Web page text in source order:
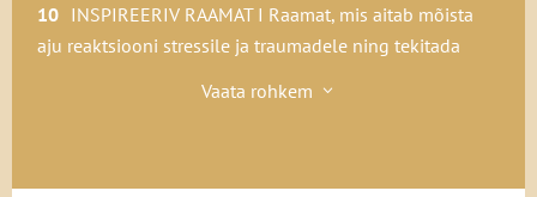
INSPIREERIV RAAMAT I Raamat, mis aitab mõista
aju reaktsiooni stressile ja traumadele ning tekitada
Vaata rohkem 3